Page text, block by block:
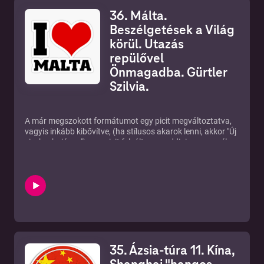
36. Málta.
Beszélgetések a Világ
körül. Utazás
repülővel
Önmagadba. Gürtler
Szilvia.
A már megszokott formátumot egy picit megváltoztatva,
vagyis inkább kibővítve, (ha stílusos akarok lenni, akkor "Új
vizekre hajózva"), egy picit felváltva az eddigi egyszemélyes
olyan részek, mint például ez is, amikor más
VilágCsavargókkal beszélgetek. Ezek NEM riportok, vagy
előre megbeszélt, betanult, nyers "kérdezz-felelek" lesznek,
egy igen különleges ötvözetével alakitott ki egy új
vállalkozást, amivel megismerheted Málta szépségeit, és
35. Ázsia-túra 11. Kína,